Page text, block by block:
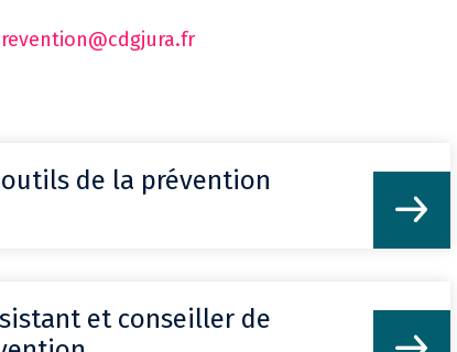
outils de la prévention
et conseiller de